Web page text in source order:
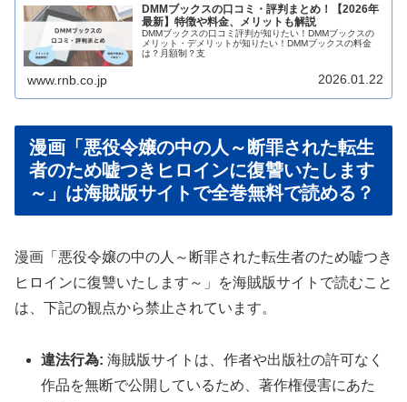
DMMブックスの口コミ・評判まとめ！【2026年
最新】特徴や料金、メリットも解説
DMMブックスの口コミ評判が知りたい！DMMブックスの
メリット・デメリットが知りたい！DMMブックスの料金
は？月額制？支
www.rnb.co.jp 2026.01.22
漫画「悪役令嬢の中の人～断罪された転生
者のため嘘つきヒロインに復讐いたします
～」は海賊版サイトで全巻無料で読める？
漫画「悪役令嬢の中の人～断罪された転生者のため嘘つき
ヒロインに復讐いたします～」を海賊版サイトで読むこと
は、下記の観点から禁止されています。
違法行為: 海賊版サイトは、作者や出版社の許可なく
作品を無断で公開しているため、著作権侵害にあた